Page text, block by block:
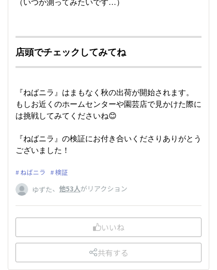
店頭でチェックしてみてね
『ねばニラ』はまもなく秋の出荷が開始されます。
もしお近くのホームセンターや園芸店で見かけた際に
は挑戦してみてくださいね😊
『ねばニラ』の検証にお付き合いくださりありがとう
ございました！
ねばニラ 検証
ゆずた、 他53人がリアクション
いいね
共有する